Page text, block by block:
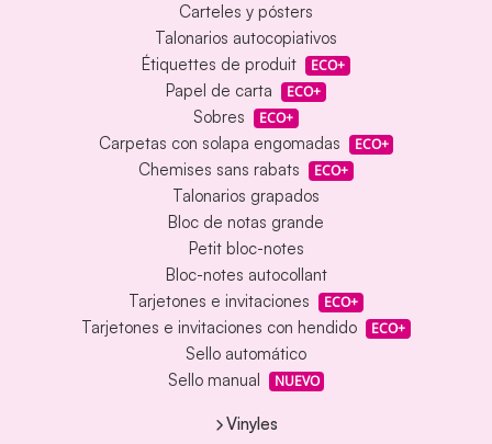
Carteles y pósters
Talonarios autocopiativos
Étiquettes de produit
ECO+
Papel de carta ECO+
Sobres ECO+
Carpetas con solapa engomadas ECO+
Chemises sans rabats ECO+
Talonarios grapados
Bloc de notas grande
Petit bloc-notes
Bloc-notes autocollant
Tarjetones e invitaciones
ECO+
Tarjetones e invitaciones con hendido ECO+
Sello automático
Sello manual
NUEVO
Vinyles